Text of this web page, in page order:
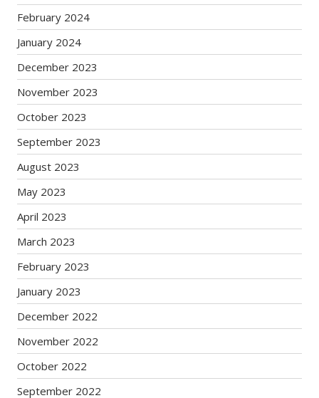
February 2024
January 2024
December 2023
November 2023
October 2023
September 2023
August 2023
May 2023
April 2023
March 2023
February 2023
January 2023
December 2022
November 2022
October 2022
September 2022